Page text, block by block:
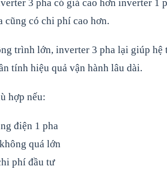
3 pha có giá cao hơn inverter 1
cũng có chi phí cao hơn.
trình lớn, inverter 3 pha lại giúp
tính hiệu quả vận hành lâu dài.
hợp nếu:
điện 1 pha
quá lớn
phí đầu tư